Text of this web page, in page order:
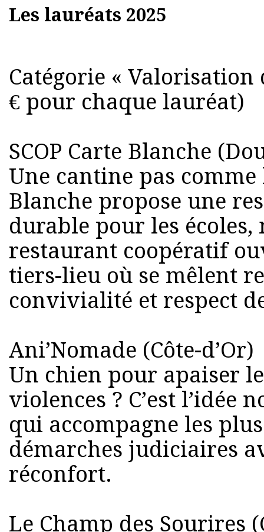
Les lauréats 2025
Catégorie « Valorisation
€ pour chaque lauréat)
SCOP Carte Blanche
Une cantine pas
Blanche propose une
durable pour les écoles,
restaurant coopératif
tiers-lieu où se mêlent
convivialité et respect
Ani’Nomade (Côte-d’Or)
Un chien pour apaiser
violences ? C’est l’idée
qui accompagne les
démarches judiciaires
réconfort.
Le Champ des Sourires